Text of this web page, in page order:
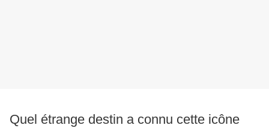
Quel étrange destin a connu cette icône